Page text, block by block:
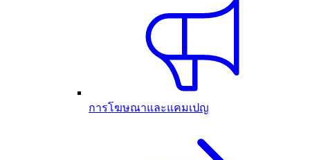
การโฆษณาและแคมเปญ